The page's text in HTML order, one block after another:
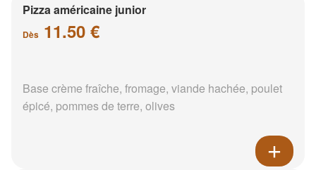
Pizza américaine junior
Dès 11.50 €
Base crème fraîche, fromage, viande hachée, poulet
épicé, pommes de terre, olives